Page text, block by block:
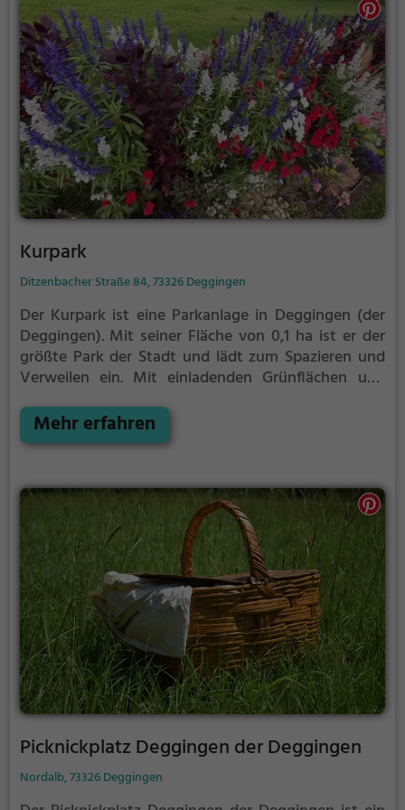
Kurpark
Ditzenbacher Straße 84, 73326 Deggingen
Der Kurpark ist eine Parkanlage in Deggingen (der
Deggingen). Mit seiner Fläche von 0,1 ha ist er der
größte Park der Stadt und lädt zum Spazieren und
Verweilen ein. Mit einladenden Grünflächen und
Möglichkeiten zur Entspannung.
Mehr erfahren
Picknickplatz Deggingen der Deggingen
Nordalb, 73326 Deggingen